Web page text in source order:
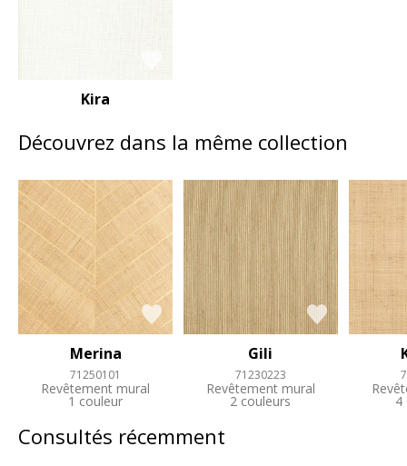
Kira
Découvrez dans la même collection
Merina
71250101
Revêtement mural
1 couleur
Gili
71230223
Revêtement mural
2 couleurs 4
Consultés récemment